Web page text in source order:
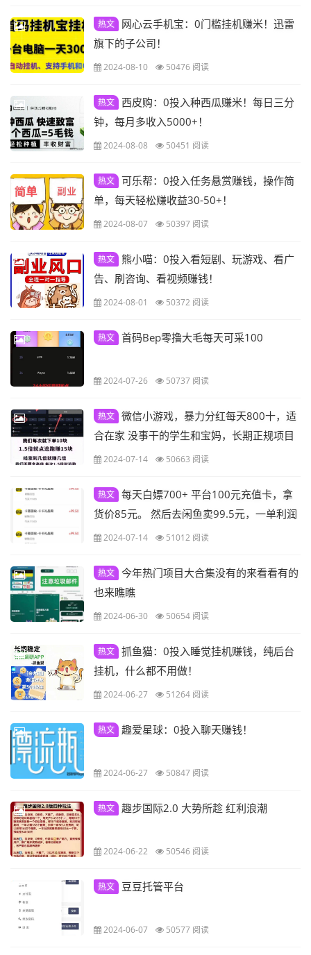
热文
网心云手机宝：0门槛挂机赚米！迅雷
旗下的子公司！
2024-08-10 50476 阅读
热文 西皮购：0投入种西瓜赚米！每日三分
钟，每月多收入5000+！
2024-08-08 50451 阅读
热文 可乐帮：0投入任务悬赏赚钱，操作简
单，每天轻松赚收益30-50+！
2024-08-07 50397 阅读
热文
熊小喵：0投入看短剧、玩游戏、看广
告、刷咨询、看视频赚钱！
2024-08-01 50372 阅读
热文 首码Bep零撸大毛每天可采100
2024-07-26 50737 阅读
热文 微信小游戏，暴力分红每天800十，适
合在家 没事干的学生和宝妈，长期正规项目
2024-07-14 50663 阅读
热文 每天白嫖700+ 平台100元充值卡，拿
货价85元。 然后去闲鱼卖99.5元，一单利润
赚14.5元。买好卡密之后，激活一下！然后
上角：分类-卡券回收-话费充值卡-就回收成
功了，预计10-20分钟，钱直接到支付宝！
2024-07-14 51012 阅读
热文 今年热门项目大合集没有的来看看有的
也来瞧瞧
2024-06-30 50654 阅读
热文 抓鱼猫：0投入睡觉挂机赚钱，纯后台
挂机，什么都不用做！
2024-06-27 51264 阅读
热文 趣爱星球：0投入聊天赚钱！
2024-06-27 50847 阅读
热文 趣步国际2.0 大势所趁 红利浪潮
2024-06-22 50546 阅读
热文 豆豆托管平台
2024-06-07 50577 阅读